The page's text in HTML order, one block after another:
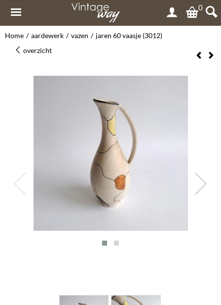
0
Home / aardewerk / vazen / jaren 60 vaasje (3012)
overzicht